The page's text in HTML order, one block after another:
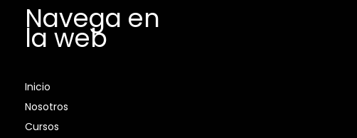
Navega en
la web
Inicio
Nosotros
Cursos